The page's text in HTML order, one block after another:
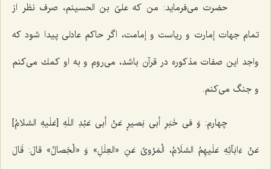
حضرت مى‌فرماید: من كه علىّ بن الحسینم، صرف نظر از
تمام جهات إمارت و ریاست و إمامت، اگر حاكم عادلى پیدا شود كه
واجد این صفات مذكوره در قرآن باشد، مى‌روم و به او كمك مى‌كنم
و جنگ مى‌كنم.
چهارم:وَ فى خَبَرِ أبى بَصیرٍ عَنْ أبى عَبْدِ اللَهِ [عَلَیهِ السَّلامُ‌]
عَنْ ءَابَآئِهِ عَلَیهِمُ السَّلَامُ، الْمَرْوىِّ عَنِ «العِلَلِ» وَ «الْخِصالِّ» قالَ: قَالَ